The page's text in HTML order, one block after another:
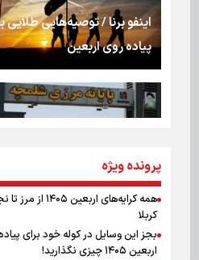
جمله‌ای که بغض
را شکست؛ «آهای مردم،
تهران رفتند»
سه حسرتی که به
نگاه تمدنی رهبر
فضای مجازی
اینفو برنا / توصیه‌هایی طلایی
پیاده روی اربعین
اینفو برنا / جدول کامل فاصله
شلمچه تا شهرهای زیارتی عراق
پرونده ویژه
همه کرایه‌های اربعین ۱۴۰۵
کربلا
بجز این وسایل در کوله خود برای
اربعین ۱۴۰۵ چیزی نگذارید!